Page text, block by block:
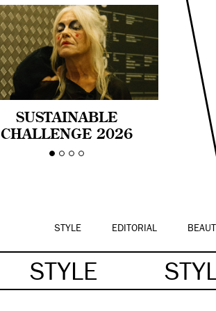
SUSTAINABLE
CHALLENGE 2026
CELEBRA LA
STYLE EDITORIAL
STYLE